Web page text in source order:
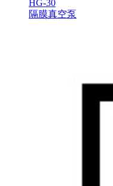
HG-30
隔膜真空泵